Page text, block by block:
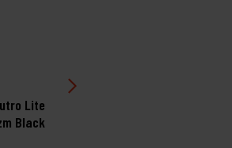
Lite
Black